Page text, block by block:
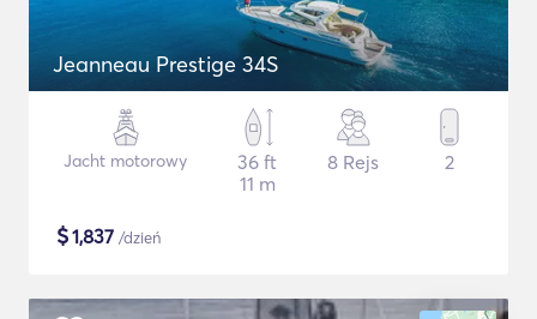
Jeanneau Prestige 34S
Jacht motorowy
36 ft
11 m
8 Rejs 2
$1,837 /dzień